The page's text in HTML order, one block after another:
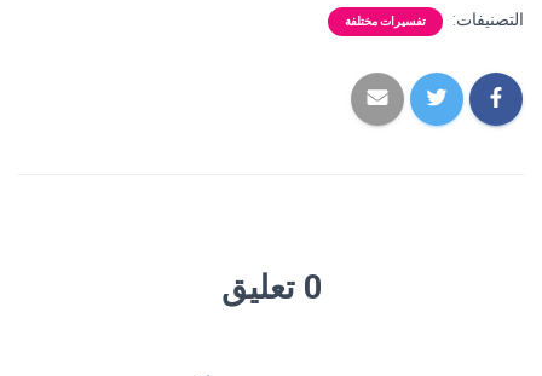
التصنيفات: تفسيرات مختلفة
0 تعليق